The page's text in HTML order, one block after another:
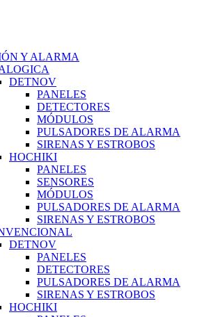
Y ALARMA
DETNOV
PANELES
DETECTORES
MÓDULOS
PULSADORES DE ALARMA
SIRENAS Y ESTROBOS
HOCHIKI
PANELES
SENSORES
MÓDULOS
PULSADORES DE ALARMA
SIRENAS Y ESTROBOS
DETNOV
PANELES
DETECTORES
PULSADORES DE ALARMA
SIRENAS Y ESTROBOS
HOCHIKI